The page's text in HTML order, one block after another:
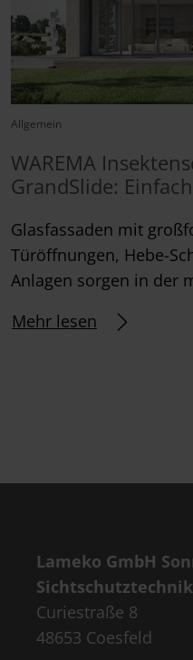
Allgemein
WAREMA
GrandSlide:
Glasfassaden mit
Türöffnungen, Hebe-
Anlagen sorgen in der
Mehr lesen
Lameko GmbH
Sichtschutztechnik
Curiestraße 8
48653 Coesfeld